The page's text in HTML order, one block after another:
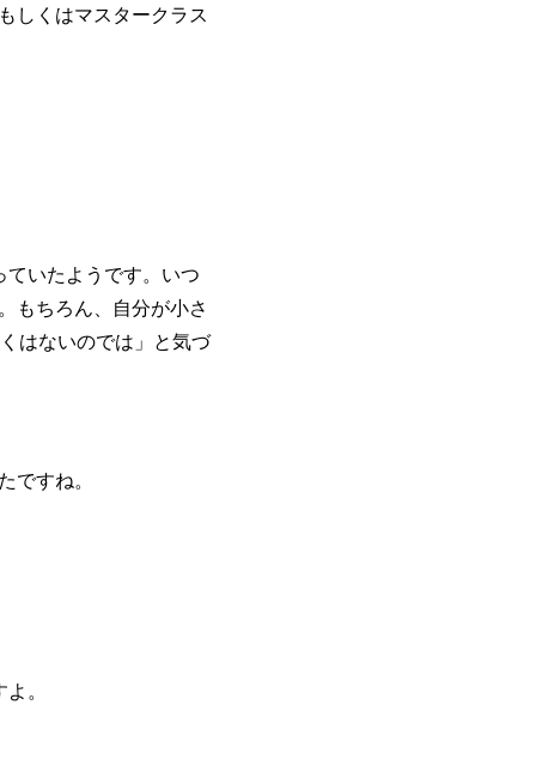
しくはマスタークラス
いたようです。いつ
もちろん、自分が小さ
はないのでは」と気づ
ですね。
。